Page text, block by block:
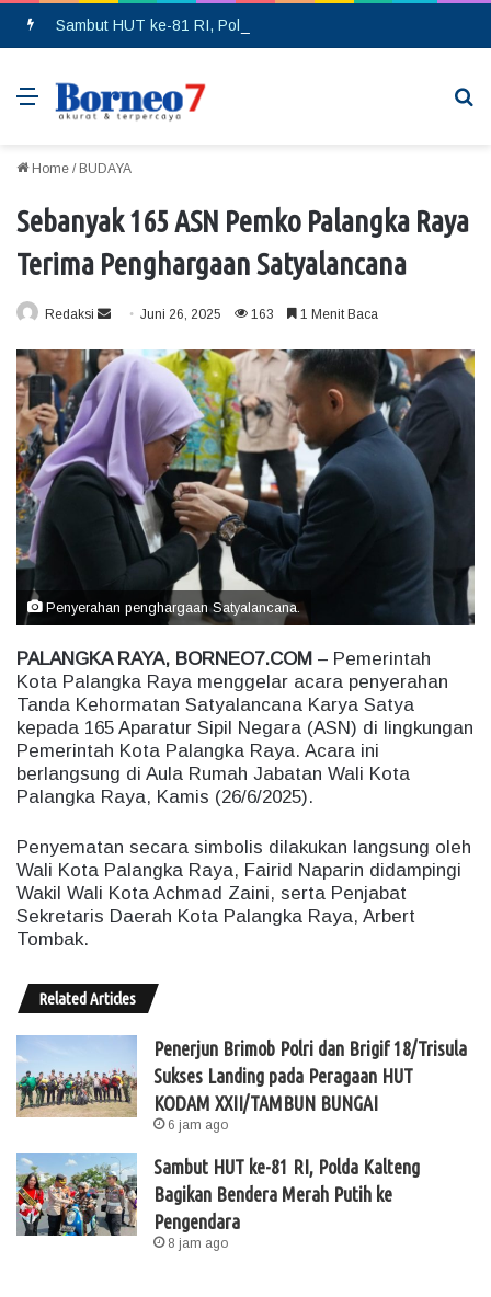
Menu
Home / BUDAYA
Sebanyak 165 ASN Pemko Palangka Raya
Terima Penghargaan Satyalancana
Redaksi
n
d
a
n
e
m
a
Juni 26, 2025 163 1 Menit Baca
Penyerahan penghargaan Satyalancana.
PALANGKA RAYA, BORNEO7.COM – Pemerintah
Kota Palangka Raya menggelar acara penyerahan
Tanda Kehormatan Satyalancana Karya Satya
kepada 165 Aparatur Sipil Negara (ASN) di lingkungan
Pemerintah Kota Palangka Raya. Acara ini
berlangsung di Aula Rumah Jabatan Wali Kota
Palangka Raya, Kamis (26/6/2025).
Penyematan secara simbolis dilakukan langsung oleh
Wali Kota Palangka Raya, Fairid Naparin didampingi
Wakil Wali Kota Achmad Zaini, serta Penjabat
Sekretaris Daerah Kota Palangka Raya, Arbert
Tombak.
Related Articles
Penerjun Brimob Polri dan Brigif 18/Trisula
Sukses Landing pada Peragaan HUT
KODAM XXII/TAMBUN BUNGAI
6 jam ago
Sambut HUT ke-81 RI, Polda Kalteng
Bagikan Bendera Merah Putih ke
Pengendara
8 jam ago